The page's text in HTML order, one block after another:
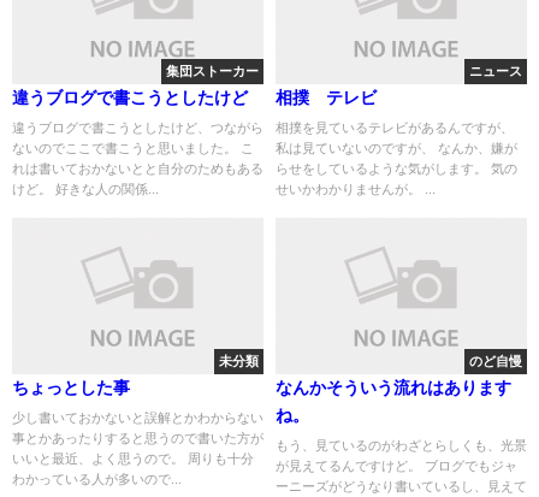
集団ストーカー
違うブログで書こうとしたけど
違うブログで書こうとしたけど、つながら
ないのでここで書こうと思いました。 こ
れは書いておかないとと自分のためもある
けど。 好きな人の関係...
ニュース
相撲 テレビ
相撲を見ているテレビがあるんですが、
私は見ていないのですが、 なんか、嫌が
らせをしているような気がします。 気の
せいかわかりませんが。 ...
未分類
ちょっとした事
少し書いておかないと誤解とかわからない
事とかあったりすると思うので書いた方が
いいと最近、よく思うので。 周りも十分
わかっている人が多いので...
のど自慢
なんかそういう流れはあります
ね。
もう、見ているのがわざとらしくも、光景
が見えてるんですけど。 ブログでもジャ
ーニーズがどうなり書いているし、見えて